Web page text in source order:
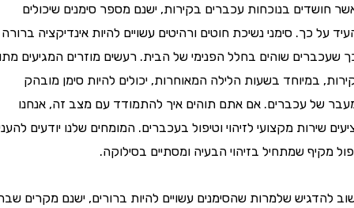
חושדים בנוכחות עכברים בקירות, ישנם מספר סימנים שיכולים
על כך. סימני נשיכת חוטים ורהיטים עשויים להיות אינדיקציה ברורה
שוהים בחלל הפנימי של הבית. רעשים מוזרים המגיעים מתוך
במיוחד בשעות הלילה המאוחרות, יכולים להיות סימן מובהק
של עכברים. אם אתם תוהים איך להתמודד עם מצב זה, אנחנו
שירות מקצועי לזיהוי וטיפול בעכברים. המומחים שלנו יודעים להעניק
מקיף שמתחיל בזיהוי הבעיה ומסתיים בסילוקה.
להדגיש שלמרות שהסימנים עשויים להיות ברורים, ישנם מקרים שבהם